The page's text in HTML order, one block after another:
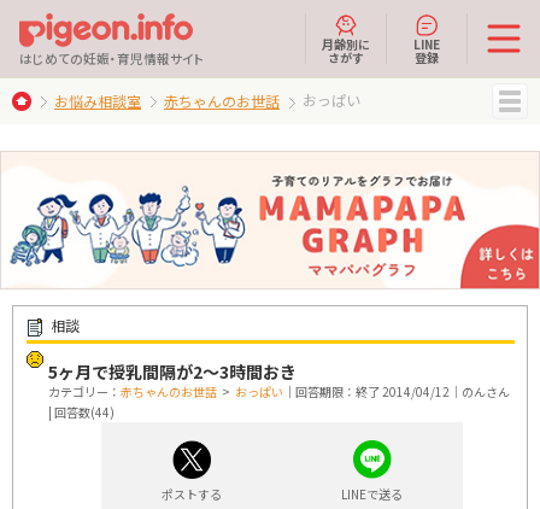
はじめての妊娠・育児情報サイト
月齢別に
さがす
LINE
登録
お悩み相談室 赤ちゃんのお世話 おっぱい
相談
5ヶ月で授乳間隔が2～3時間おき
カテゴリー： 赤ちゃんのお世話 > おっぱい ｜回答期限：終了 2014/04/12｜のんさん
| 回答数(44)
ポストする LINEで送る